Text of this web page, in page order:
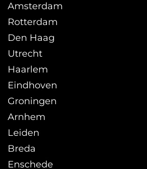
Amsterdam
Rotterdam
Den Haag
Utrecht
Haarlem
Eindhoven
Groningen
Arnhem
Leiden
Breda
Enschede